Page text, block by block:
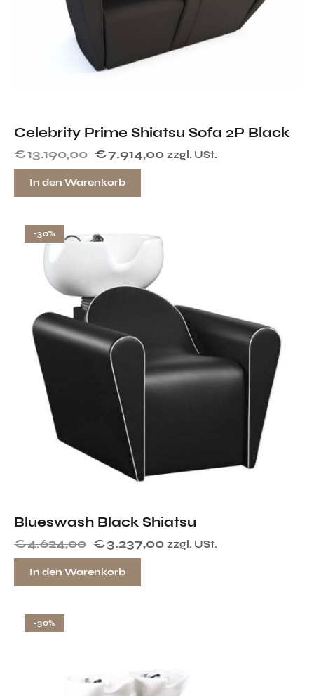
Celebrity Prime Shiatsu Sofa 2P Black
€13.190,00 €7.914,00 zzgl. USt.
In den Warenkorb
-30%
Blueswash Black Shiatsu
€4.624,00 €3.237,00 zzgl. USt.
In den Warenkorb
-30%